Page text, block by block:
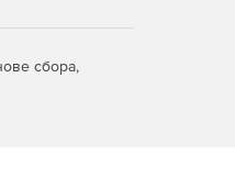
сбора,